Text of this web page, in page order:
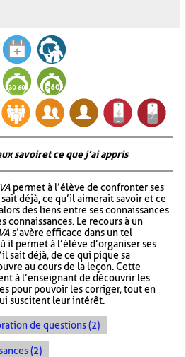
savoir et ce que j’ai appris
permet à l’élève de confronter ses
déjà, ce qu’il aimerait savoir et ce
des liens entre ses connaissances
connaissances. Le recours à un
s’avère efficace dans un tel
il permet à l’élève d’organiser ses
sait déjà, de ce qui pique sa
au cours de la leçon. Cette
à l’enseignant de découvrir les
pour pouvoir les corriger, tout en
suscitent leur intérêt.
de questions (2)
(2)